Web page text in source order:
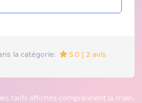
la catégorie: 5.0 | 2 avis
les tarifs affichés comprennent la main